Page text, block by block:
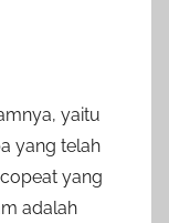
yaitu
yang telah
yang
adalah